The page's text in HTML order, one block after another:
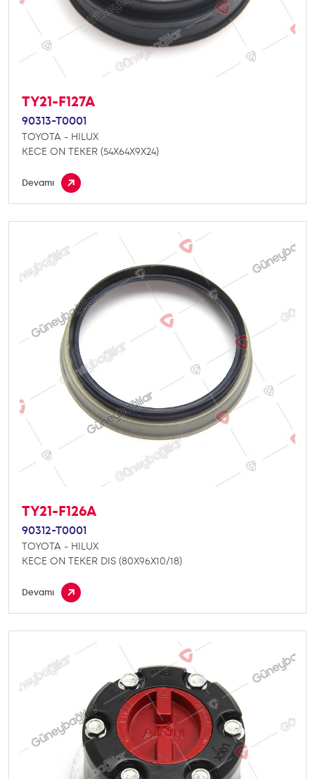
TY21-F127A
90313-T0001
TOYOTA - HILUX
KECE ON TEKER (54X64X9X24)
Devamı
TY21-F126A
90312-T0001
TOYOTA - HILUX
KECE ON TEKER DIS (80X96X10/18)
Devamı